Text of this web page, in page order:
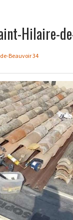
Hilaire-
Beauvoir 34